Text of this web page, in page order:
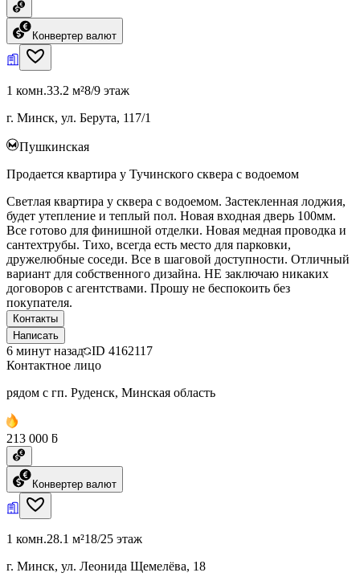
Конвертер валют
1 комн.33.2 м²8/9 этаж
г. Минск, ул. Берута, 117/1
Пушкинская
Продается квартира у Тучинского сквера с водоемом
Светлая квартира у сквера с водоемом. Застекленная лоджия,
будет утепление и теплый пол. Новая входная дверь 100мм.
Все готово для финишной отделки. Новая медная проводка и
сантехтрубы. Тихо, всегда есть место для парковки,
дружелюбные соседи. Все в шаговой доступности. Отличный
вариант для собственного дизайна. НЕ заключаю никаких
договоров с агентствами. Прошу не беспокоить без
покупателя.
Контакты
Написать
6 минут назад ID 4162117
Контактное лицо
рядом с гп. Руденск, Минская область
213 000 ƃ
Конвертер валют
1 комн.28.1 м²18/25 этаж
г. Минск, ул. Леонида Щемелёва, 18